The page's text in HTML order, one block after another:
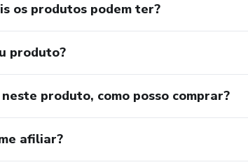
os produtos podem ter?
produto?
produto, como posso comprar?
afiliar?